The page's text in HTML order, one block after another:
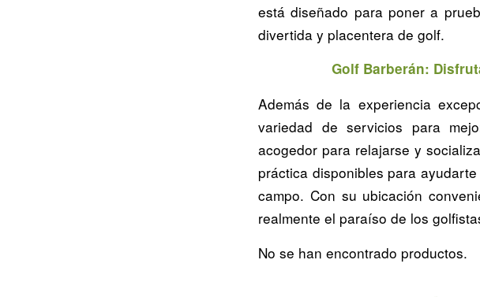
está diseñado para poner a
divertida y placentera de golf.
Golf Barberán:
Además de la experiencia
variedad de servicios para
acogedor para relajarse y
práctica disponibles para
campo. Con su ubicación
realmente el paraíso de los
No se han encontrado productos.